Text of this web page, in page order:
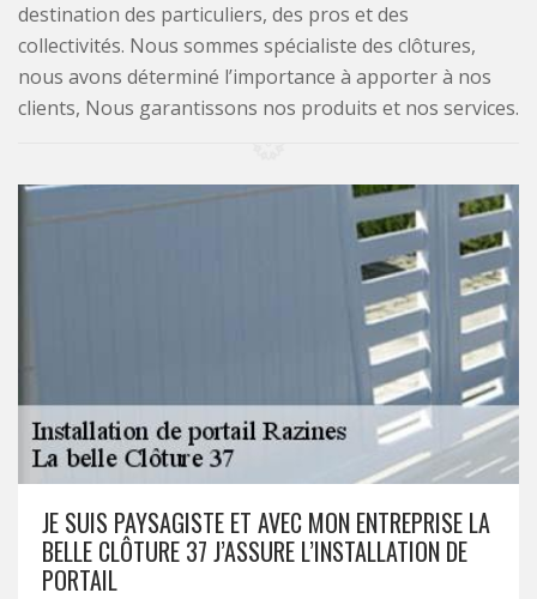
destination des particuliers, des pros et des
collectivités. Nous sommes spécialiste des clôtures,
nous avons déterminé l’importance à apporter à nos
clients, Nous garantissons nos produits et nos services.
JE SUIS PAYSAGISTE ET AVEC MON ENTREPRISE LA
BELLE CLÔTURE 37 J’ASSURE L’INSTALLATION DE
PORTAIL